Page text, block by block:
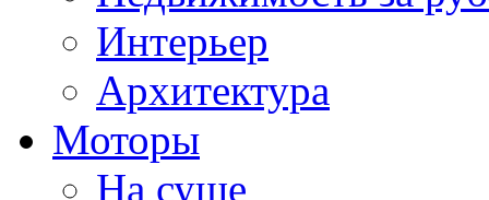
Интерьер
Архитектура
Моторы
На суше